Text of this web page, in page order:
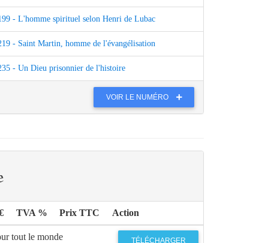
- L'homme spirituel selon Henri de Lubac
- Saint Martin, homme de l'évangélisation
- Un Dieu prisonnier de l'histoire
VOIR LE NUMÉRO
TVA % Prix TTC Action
tout le monde TÉLÉCHARGER